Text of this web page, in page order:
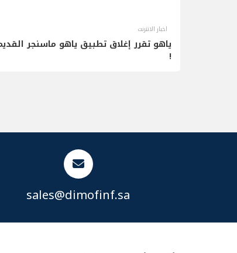
اخبار الانترنت
ياهو تقرر إغلاق تطبيق ياهو ماسنجر
!
sales@dimofinf.sa